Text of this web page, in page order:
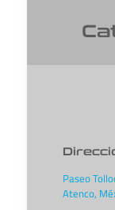
Paseo
Atenco,